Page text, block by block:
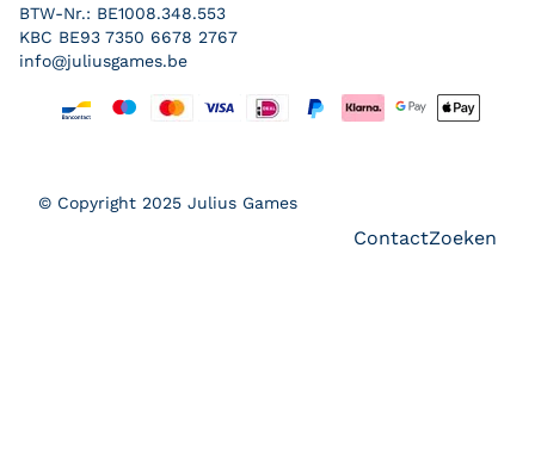
BTW-Nr.: BE1008.348.553
KBC BE93 7350 6678 2767
info@juliusgames.be
Betaalmethoden
ContactZoeken
© Copyright 2025 Julius Games